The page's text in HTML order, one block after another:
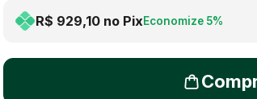
R$ 929,10 no PixEconomize 5%